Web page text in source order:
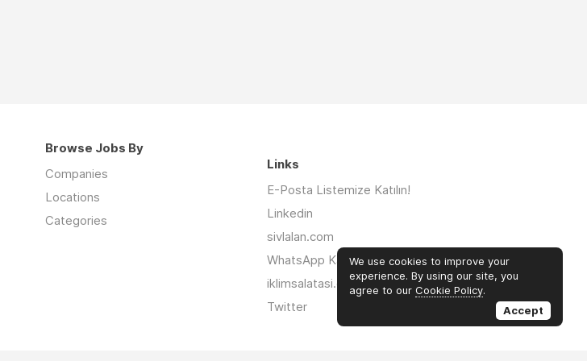
Browse Jobs By
Companies
Locations
Categories
Links
E-Posta Listemize Katılın!
Linkedin
sivlalan.com
WhatsApp Kanalı
iklimsalatasi.org
Twitter
We use cookies to improve your
experience. By using our site, you
agree to our Cookie Policy.
Accept